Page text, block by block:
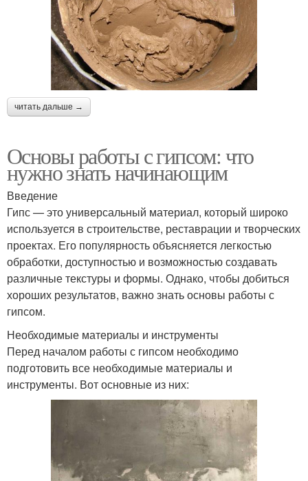
читать дальше →
Основы работы с гипсом: что
нужно знать начинающим
Введение
Гипс — это универсальный материал, который широко
используется в строительстве, реставрации и творческих
проектах. Его популярность объясняется легкостью
обработки, доступностью и возможностью создавать
различные текстуры и формы. Однако, чтобы добиться
хороших результатов, важно знать основы работы с
гипсом.
Необходимые материалы и инструменты
Перед началом работы с гипсом необходимо
подготовить все необходимые материалы и
инструменты. Вот основные из них: